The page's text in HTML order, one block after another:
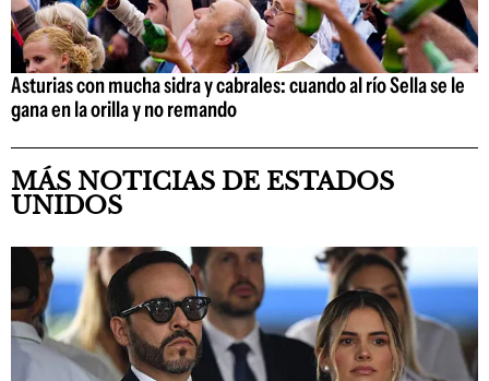
Asturias con mucha sidra y cabrales: cuando al río Sella se le
gana en la orilla y no remando
MÁS NOTICIAS DE ESTADOS
UNIDOS